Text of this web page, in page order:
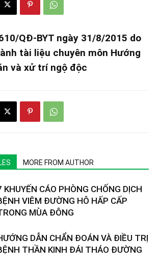
QĐ-BYT ngày 31/8/2015 do
tài liệu chuyên môn Hướng
và xử trí ngộ độc
MORE FROM AUTHOR
KHUYẾN CÁO PHÒNG CHỐNG DỊCH
VIÊM ĐƯỜNG HÔ HẤP CẤP
MÙA ĐÔNG
DẪN CHẨN ĐOÁN VÀ ĐIỀU TRỊ
THẦN KINH ĐÁI THÁO ĐƯỜNG